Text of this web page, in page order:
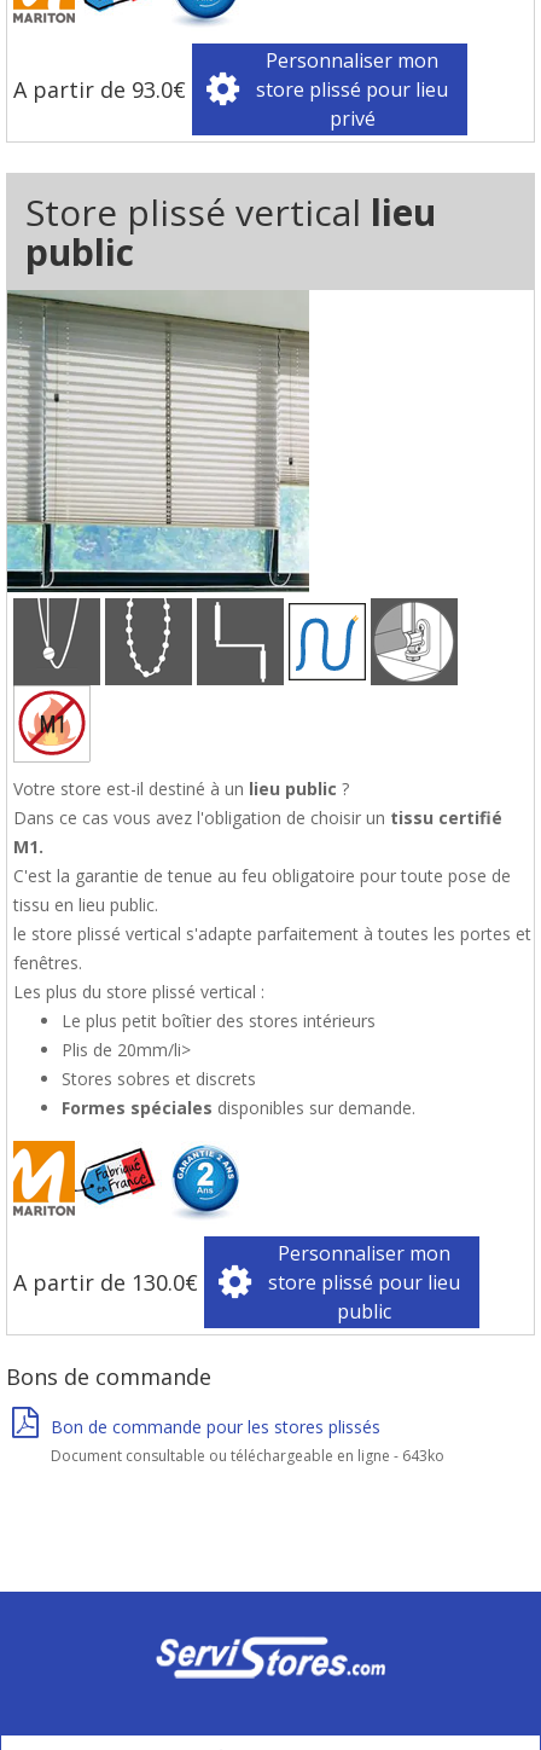
Personnaliser mon
store plissé pour lieu
privé
A partir de 93.0€
Store plissé vertical lieu
public
Votre store est-il destiné à un lieu public ?
Dans ce cas vous avez l'obligation de choisir un tissu certifié
M1.
C'est la garantie de tenue au feu obligatoire pour toute pose de
tissu en lieu public.
le store plissé vertical s'adapte parfaitement à toutes les portes et
fenêtres.
Les plus du store plissé vertical :
Le plus petit boîtier des stores intérieurs
Plis de 20mm/li>
Stores sobres et discrets
Formes spéciales disponibles sur demande.
Personnaliser mon
store plissé pour lieu
public
A partir de 130.0€
Bons de commande
Bon de commande pour les stores plissés
Document consultable ou téléchargeable en ligne - 643ko